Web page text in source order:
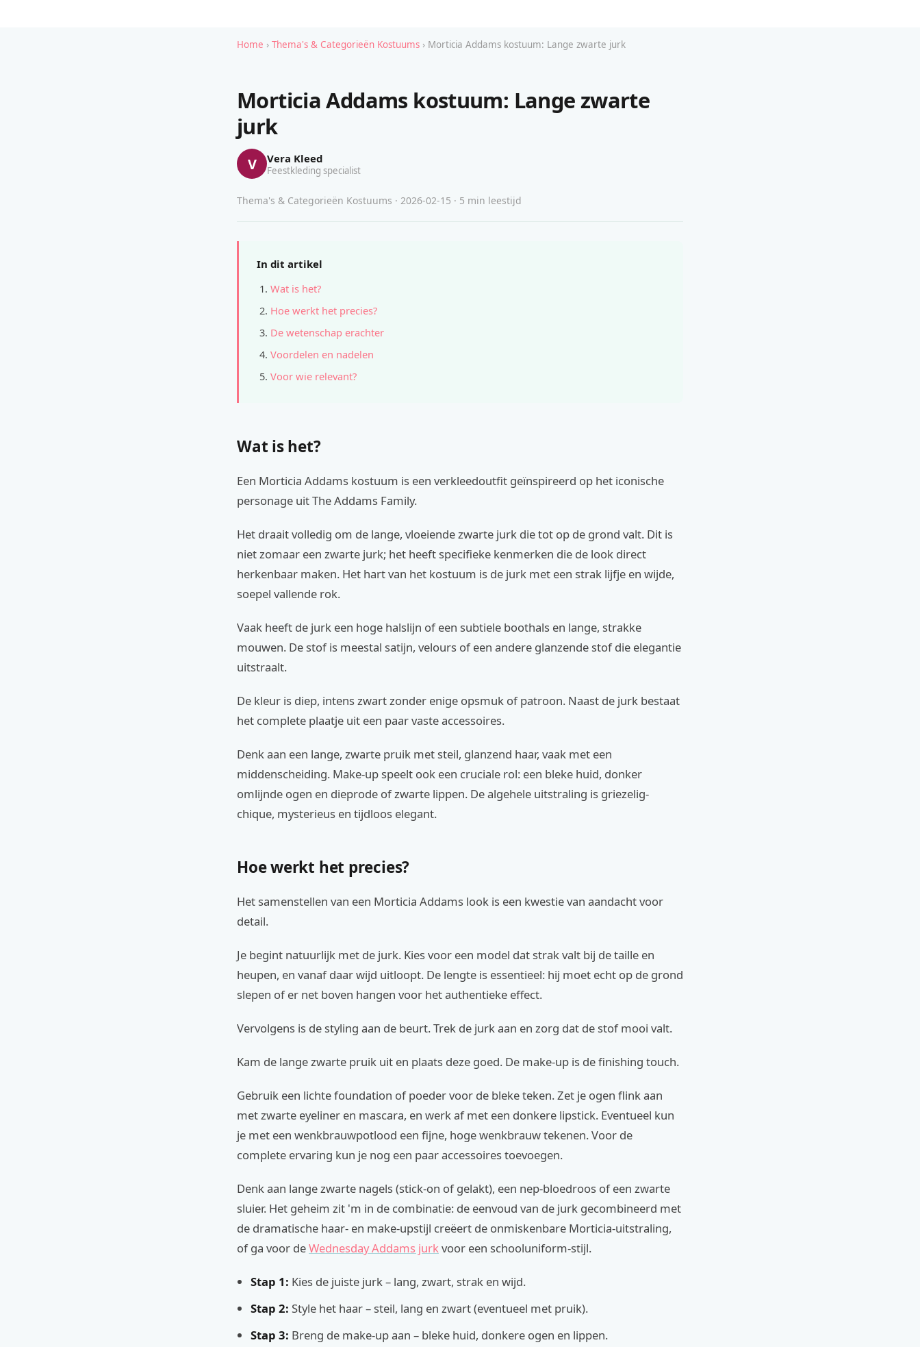
Home › Thema's & Categorieën Kostuums › Morticia Addams kostuum: Lange zwarte jurk
Morticia Addams kostuum: Lange zwarte
jurk
V Vera Kleed
Feestkleding specialist
Thema's & Categorieën Kostuums · 2026-02-15 · 5 min leestijd
In dit artikel
Wat is het?
Hoe werkt het precies?
De wetenschap erachter
Voordelen en nadelen
Voor wie relevant?
Wat is het?
Een Morticia Addams kostuum is een verkleedoutfit geïnspireerd op het iconische
personage uit The Addams Family.
Het draait volledig om de lange, vloeiende zwarte jurk die tot op de grond valt. Dit is
niet zomaar een zwarte jurk; het heeft specifieke kenmerken die de look direct
herkenbaar maken. Het hart van het kostuum is de jurk met een strak lijfje en wijde,
soepel vallende rok.
Vaak heeft de jurk een hoge halslijn of een subtiele boothals en lange, strakke
mouwen. De stof is meestal satijn, velours of een andere glanzende stof die elegantie
uitstraalt.
De kleur is diep, intens zwart zonder enige opsmuk of patroon. Naast de jurk bestaat
het complete plaatje uit een paar vaste accessoires.
Denk aan een lange, zwarte pruik met steil, glanzend haar, vaak met een
middenscheiding. Make-up speelt ook een cruciale rol: een bleke huid, donker
omlijnde ogen en dieprode of zwarte lippen. De algehele uitstraling is griezelig-
chique, mysterieus en tijdloos elegant.
Hoe werkt het precies?
Het samenstellen van een Morticia Addams look is een kwestie van aandacht voor
detail.
Je begint natuurlijk met de jurk. Kies voor een model dat strak valt bij de taille en
heupen, en vanaf daar wijd uitloopt. De lengte is essentieel: hij moet echt op de grond
slepen of er net boven hangen voor het authentieke effect.
Vervolgens is de styling aan de beurt. Trek de jurk aan en zorg dat de stof mooi valt.
Kam de lange zwarte pruik uit en plaats deze goed. De make-up is de finishing touch.
Gebruik een lichte foundation of poeder voor de bleke teken. Zet je ogen flink aan
met zwarte eyeliner en mascara, en werk af met een donkere lipstick. Eventueel kun
je met een wenkbrauwpotlood een fijne, hoge wenkbrauw tekenen. Voor de
complete ervaring kun je nog een paar accessoires toevoegen.
Denk aan lange zwarte nagels (stick-on of gelakt), een nep-bloedroos of een zwarte
sluier. Het geheim zit 'm in de combinatie: de eenvoud van de jurk gecombineerd met
de dramatische haar- en make-upstijl creëert de onmiskenbare Morticia-uitstraling,
of ga voor deWednesday Addams jurkvoor een schooluniform-stijl.
Stap 1: Kies de juiste jurk – lang, zwart, strak en wijd.
Stap 2: Style het haar – steil, lang en zwart (eventueel met pruik).
Stap 3: Breng de make-up aan – bleke huid, donkere ogen en lippen.